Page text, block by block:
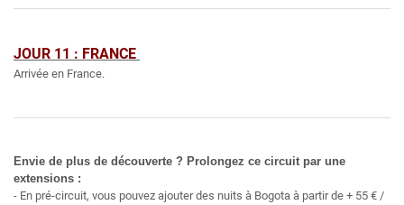
JOUR 11 : FRANCE
Arrivée en France.
Envie de plus de découverte ? Prolongez ce circuit par une
extensions :
- En pré-circuit, vous pouvez ajouter des nuits à Bogota à partir de + 55 € /